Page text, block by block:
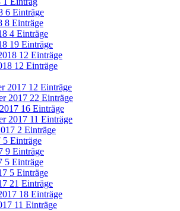
6 Einträge
8 Einträge
4 Einträge
19 Einträge
12 Einträge
12 Einträge
2017 12 Einträge
2017 22 Einträge
16 Einträge
2017 11 Einträge
2 Einträge
5 Einträge
9 Einträge
5 Einträge
5 Einträge
21 Einträge
18 Einträge
11 Einträge